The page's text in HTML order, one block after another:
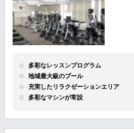
多彩なレッスンプログラム
地域最大級のプール
充実したリラクゼーションエリア
多彩なマシンが常設